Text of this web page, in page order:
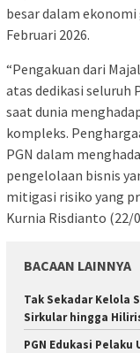
besar dalam
Februari 2026.
“Pengakuan dari
atas dedikasi seluruh
saat dunia
kompleks.
PGN dalam
pengelolaan bisnis
mitigasi risiko yang
Kurnia Risdianto (22/
BACAAN LAINNYA
Tak Sekadar Kelola
Sirkular hingga
PGN Edukasi